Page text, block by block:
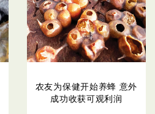
农友为保健开始养蜂 意外
成功收获可观利润